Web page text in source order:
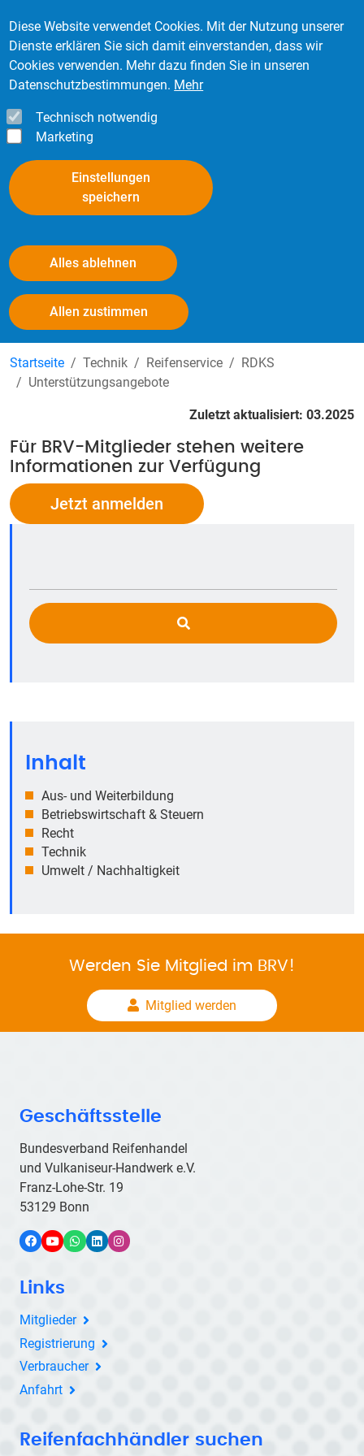
Diese Website verwendet Cookies. Mit der Nutzung unserer
Dienste erklären Sie sich damit einverstanden, dass wir
Cookies verwenden. Mehr dazu finden Sie in unseren
Datenschutzbestimmungen. Mehr
Technisch notwendig
Marketing
Einstellungen
speichern
Alles ablehnen
Allen zustimmen
Kontakt Login
Unterstützungsangebote
Startseite Technik Reifenservice
RDKS
Unterstützungsangebote
Zuletzt aktualisiert: 03.2025
Für BRV-Mitglieder stehen weitere
Informationen zur Verfügung
Jetzt anmelden
Inhalt
Aus- und Weiterbildung
Betriebswirtschaft & Steuern
Recht
Technik
Umwelt / Nachhaltigkeit
Werden Sie Mitglied im BRV!
Mitglied werden
Geschäftsstelle
Bundesverband Reifenhandel
und Vulkaniseur-Handwerk e.V.
Franz-Lohe-Str. 19
53129 Bonn
FacebookYouTubeWhatsApp
LinkedInInstagram
Links
Mitglieder
Registrierung
Verbraucher
Anfahrt
Reifenfachhändler suchen